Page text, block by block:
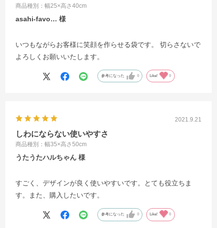
商品種別：幅25×高さ40cm
asahi-favo…
いつもながらお客様に笑顔を作らせる袋です。 切らさないで
よろしくお願いいたします。
参考になった 0 Like! 0
2021.9.21
しわにならない使いやすさ
商品種別：幅35×高さ50cm
うたうたハルちゃん
すごく、デザインが良く使いやすいです。とても役立ちま
す。また、購入したいです。
参考になった 0 Like! 0